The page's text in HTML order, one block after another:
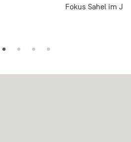
Fokus Sahel im